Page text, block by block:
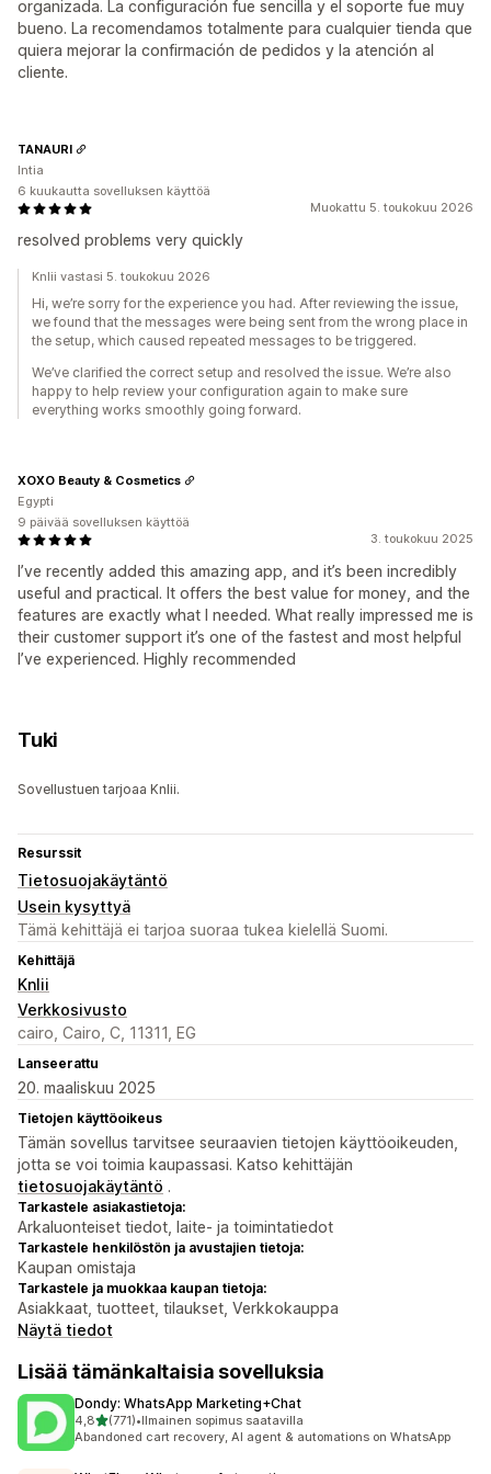
organizada. La configuración fue sencilla y el soporte fue muy
bueno. La recomendamos totalmente para cualquier tienda que
quiera mejorar la confirmación de pedidos y la atención al
cliente.
Muokattu 5. toukokuu 2026
resolved problems very quickly
TANAURI
Intia
6 kuukautta sovelluksen käyttöä
Knlii vastasi 5. toukokuu 2026
Hi, we’re sorry for the experience you had. After reviewing the issue,
we found that the messages were being sent from the wrong place in
the setup, which caused repeated messages to be triggered.
We’ve clarified the correct setup and resolved the issue. We’re also
happy to help review your configuration again to make sure
everything works smoothly going forward.
3. toukokuu 2025
I’ve recently added this amazing app, and it’s been incredibly
useful and practical. It offers the best value for money, and the
features are exactly what I needed. What really impressed me is
their customer support it’s one of the fastest and most helpful
I’ve experienced. Highly recommended
XOXO Beauty & Cosmetics
Egypti
9 päivää sovelluksen käyttöä
Tuki
Sovellustuen tarjoaa Knlii.
Resurssit
Tietosuojakäytäntö
Usein kysyttyä
Tämä kehittäjä ei tarjoa suoraa tukea kielellä Suomi.
Kehittäjä
Knlii
Verkkosivusto
cairo, Cairo, C, 11311, EG
Lanseerattu
20. maaliskuu 2025
Tietojen käyttöoikeus
Tämän sovellus tarvitsee seuraavien tietojen käyttöoikeuden,
jotta se voi toimia kaupassasi. Katso kehittäjän
tietosuojakäytäntö .
Tarkastele asiakastietoja:
Arkaluonteiset tiedot, laite- ja toimintatiedot
Tarkastele henkilöstön ja avustajien tietoja:
Kaupan omistaja
Tarkastele ja muokkaa kaupan tietoja:
Asiakkaat, tuotteet, tilaukset, Verkkokauppa
Näytä tiedot
Lisää tämänkaltaisia sovelluksia
Dondy: WhatsApp Marketing+Chat
4,8/ 5 tähteä
(771)
771 arvostelua yhteensä
•Ilmainen sopimus saatavilla
Abandoned cart recovery, AI agent & automations on WhatsApp